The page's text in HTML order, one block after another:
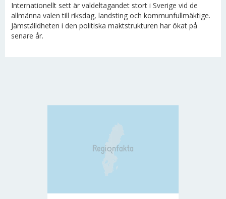
Internationellt sett är valdeltagandet stort i Sverige vid de
allmänna valen till riksdag, landsting och kommunfullmäktige.
Jämställdheten i den politiska maktstrukturen har ökat på
senare år.